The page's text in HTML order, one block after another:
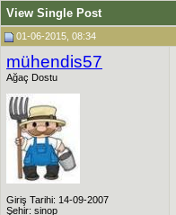
View Single Post
01-06-2015, 08:34
mühendis57
Ağaç Dostu
Giriş Tarihi: 14-09-2007
Şehir: sinop